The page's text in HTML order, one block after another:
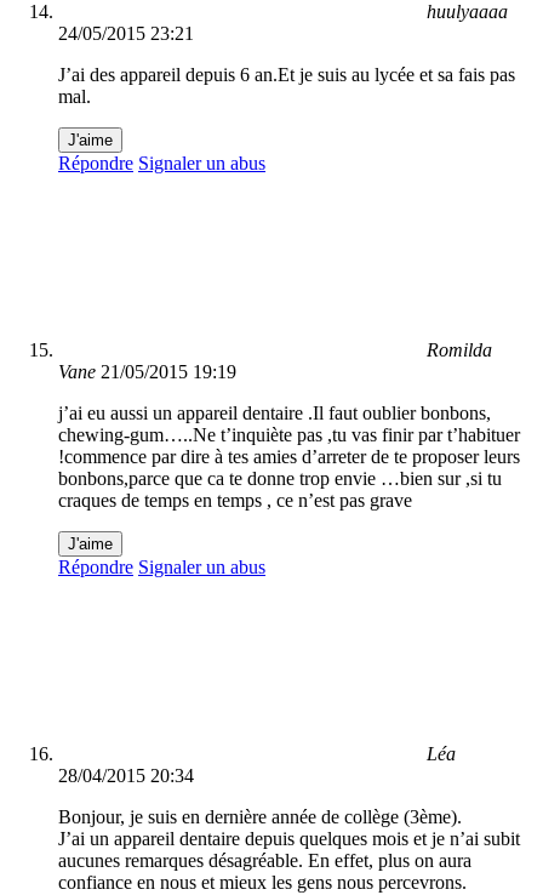
huulyaaaa
24/05/2015 23:21
J’ai des appareil depuis 6 an.Et je suis au lycée et sa fais pas
mal.
J'aime
Répondre Signaler un abus
Romilda
Vane 21/05/2015 19:19
j’ai eu aussi un appareil dentaire .Il faut oublier bonbons,
chewing-gum…..Ne t’inquiète pas ,tu vas finir par t’habituer
!commence par dire à tes amies d’arreter de te proposer leurs
bonbons,parce que ca te donne trop envie …bien sur ,si tu
craques de temps en temps , ce n’est pas grave
J'aime
Répondre Signaler un abus
Léa
28/04/2015 20:34
Bonjour, je suis en dernière année de collège (3ème).
J’ai un appareil dentaire depuis quelques mois et je n’ai subit
aucunes remarques désagréable. En effet, plus on aura
confiance en nous et mieux les gens nous percevrons.